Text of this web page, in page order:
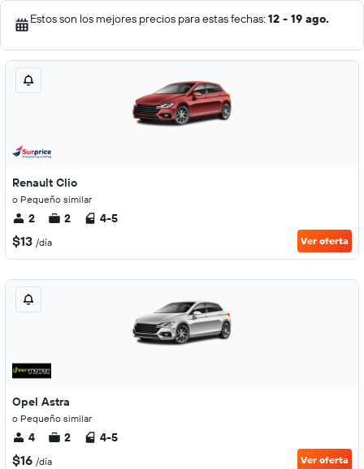
Estos son los mejores precios para estas fechas: 12 - 19 ago.
Renault Clio
o Pequeño similar
2 2 4-5
$13 /día Ver oferta
Opel Astra
o Pequeño similar
4 2 4-5
$16 /día Ver oferta